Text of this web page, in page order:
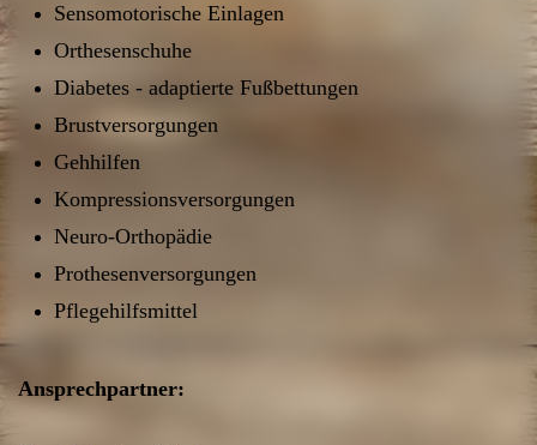
Sensomotorische Einlagen
Orthesenschuhe
Diabetes - adaptierte Fußbettungen
Brustversorgungen
Gehhilfen
Kompressionsversorgungen
Neuro-Orthopädie
Prothesenversorgungen
Pflegehilfsmittel
Ansprechpartner: